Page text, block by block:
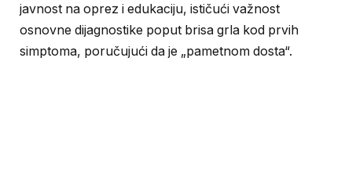
javnost na oprez i edukaciju, ističući važnost
osnovne dijagnostike poput brisa grla kod prvih
simptoma, poručujući da je „pametnom dosta“.